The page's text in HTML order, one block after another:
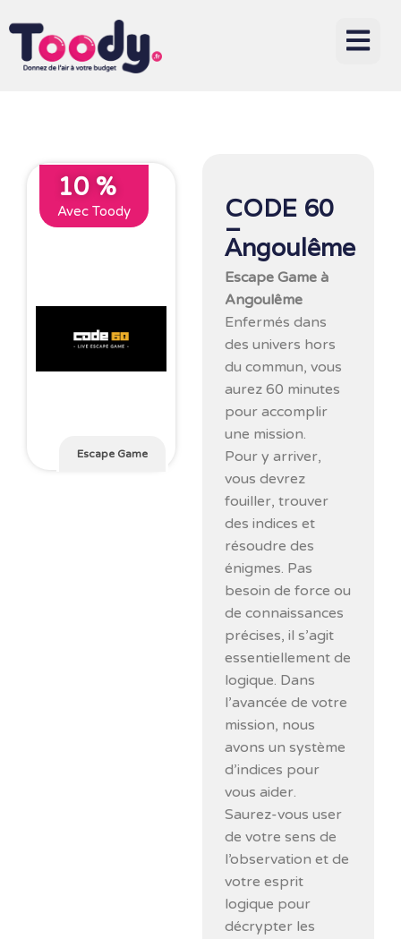
10 %
Avec Toody
Escape Game
CODE 60
–
Angoulême
Escape Game à
Angoulême
Enfermés dans
des univers hors
du commun, vous
aurez 60 minutes
pour accomplir
une mission.
Pour y arriver,
vous devrez
fouiller, trouver
des indices et
résoudre des
énigmes. Pas
besoin de force ou
de connaissances
précises, il s’agit
essentiellement de
logique. Dans
l’avancée de votre
mission, nous
avons un système
d’indices pour
vous aider.
Saurez-vous user
de votre sens de
l’observation et de
votre esprit
logique pour
décrypter les